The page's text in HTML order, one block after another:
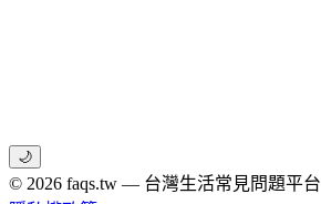
🌙
© 2026 faqs.tw — 台灣生活常見問題平台